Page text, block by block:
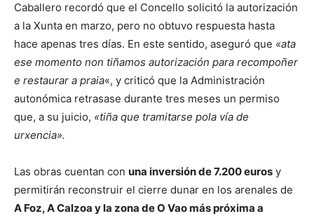
Caballero recordó que el Concello solicitó la autorización
a la Xunta en marzo, pero no obtuvo respuesta hasta
hace apenas tres días. En este sentido, aseguró que «ata
ese momento non tiñamos autorización para recompoñer
e restaurar a praia«, y criticó que la Administración
autonómica retrasase durante tres meses un permiso
que, a su juicio, «tiña que tramitarse pola vía de
urxencia».
Las obras cuentan con una inversión de 7.200 euros y
permitirán reconstruir el cierre dunar en los arenales de
A Foz, A Calzoa y la zona de O Vao más próxima a